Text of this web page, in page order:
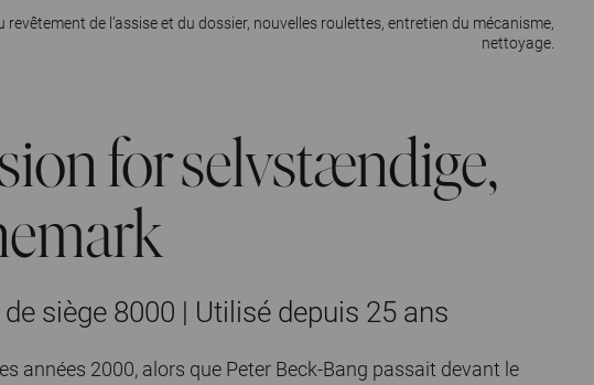
de l’assise et du dossier, nouvelles roulettes, entretien du mécanisme,
nettoyage.
for selvstændige,
siège 8000 | Utilisé depuis 25 ans
années 2000, alors que Peter Beck-Bang passait devant le